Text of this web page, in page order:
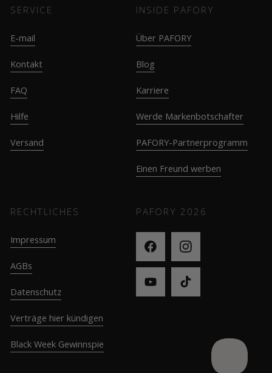
SERVICE
E-mail
Kontakt
FAQ
Hilfe
Versand
INSIDE PAFORY
Über PAFORY
Blog
Karriere
Werde Markenbotschafter
PAFORY-Partnerprogramm
Einen Freund werben
RECHTLICHES
Impressum
AGBs
Datenschutz
Verträge hier kündigen
Black Week Gewinnspie
PAFORY 2026